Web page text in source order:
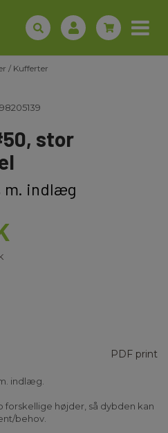
/ Kufferter
stor
m. indlæg
PDF print
indlæg.
højder, så dybden kan
behov.